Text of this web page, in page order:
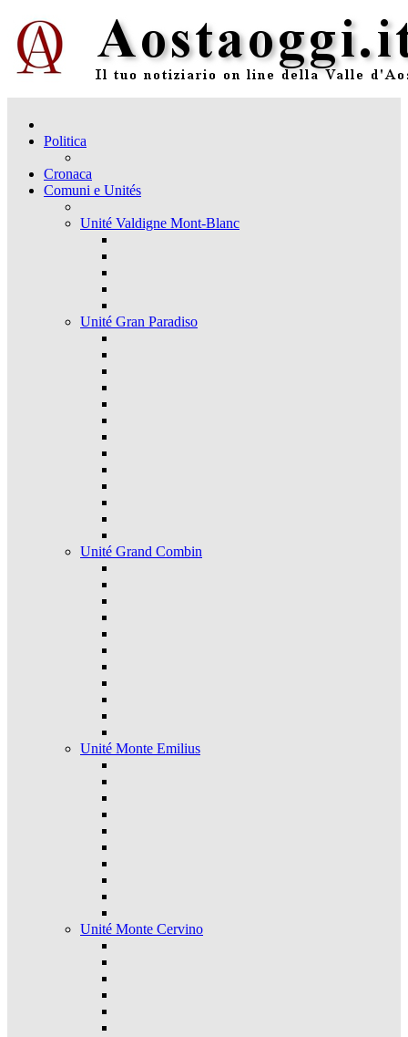
Politica
Cronaca
Comuni e Unités
Unité Valdigne Mont-Blanc
Unité Gran Paradiso
Unité Grand Combin
Unité Monte Emilius
Unité Monte Cervino